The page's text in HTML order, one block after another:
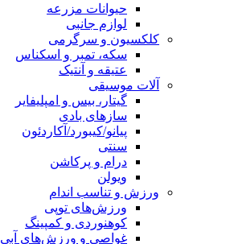
حیوانات مزرعه
لوازم جانبی
کلکسیون و سرگرمی
سکه، تمبر و اسکناس
عتیقه و آنتیک
آلات موسیقی
گیتار، بیس و امپلیفایر
سازهای بادی
پیانو/کیبورد/آکاردئون
سنتی
درام و پرکاشن
ویولن
ورزش و تناسب اندام
ورزش‌های توپی
کوهنوردی و کمپینگ
غواصی و ورزش‌های آبی